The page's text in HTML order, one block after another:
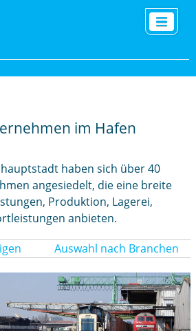
im Hafen
haben sich über 40
angesiedelt, die eine breite
Produktion, Lagerei,
anbieten.
Auswahl nach Branchen